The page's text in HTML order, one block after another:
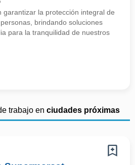
garantizar la protección integral de
brindando soluciones
para la tranquilidad de nuestros
trabajo en ciudades próximas